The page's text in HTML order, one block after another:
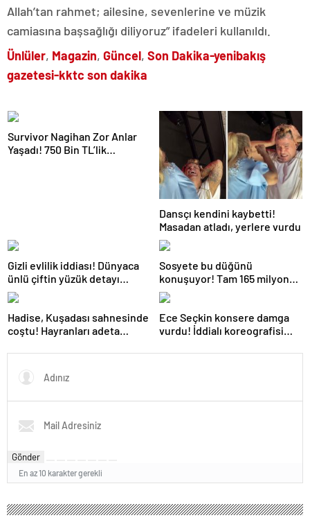
Allah’tan rahmet; ailesine, sevenlerine ve müzik
camiasına başsağlığı diliyoruz” ifadeleri kullanıldı.
Ünlüler, Magazin, Güncel, Son Dakika-yenibakış
gazetesi-kktc son dakika
Survivor Nagihan Zor Anlar
Yaşadı! 750 Bin TL’lik
Dansçı kendini kaybetti!
Masadan atladı, yerlere vurdu
Gizli evlilik iddiası! Dünyaca
ünlü çiftin yüzük detayı
dikkat çekti
Sosyete bu düğünü
konuşuyor! Tam 165 milyon
lira harcandı
Hadise, Kuşadası sahnesinde
coştu! Hayranları adeta
Ece Seçkin konsere damga
vurdu! İddialı koreografisi
Gönder
En az 10 karakter gerekli